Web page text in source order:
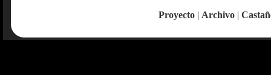
Proyecto | Archivo |